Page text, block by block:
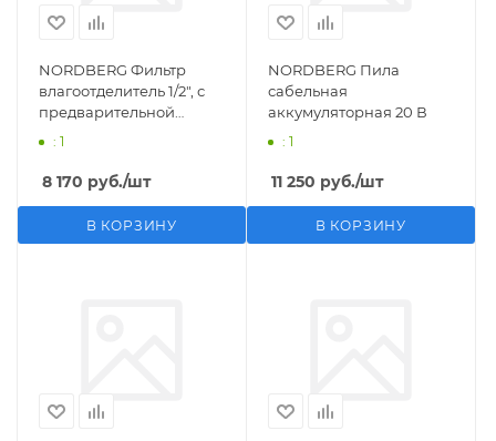
NORDBERG Фильтр
влагоотделитель 1/2", с
предварительной
фильтрацией
: 1
8 170 руб./шт
В КОРЗИНУ
NORDBERG Пила
сабельная
аккумуляторная 20 В
: 1
11 250 руб./шт
В КОРЗИНУ